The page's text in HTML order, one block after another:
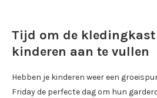
Tijd om de kledingkast
kinderen aan te vullen
Hebben je kinderen weer een
Friday de perfecte dag om hun